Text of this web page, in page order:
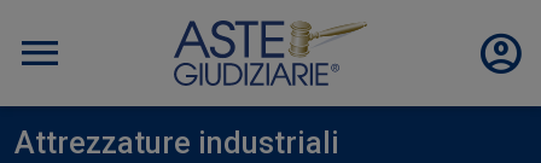
Attrezzature industriali